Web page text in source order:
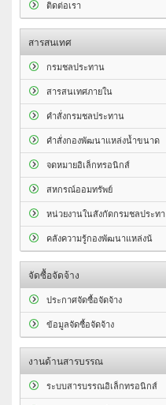
ติดต่อเรา
สารสนเทศ
กรมชลประทาน
สารสนเทศภายใน
คำสั่งกรมชลประทาน
คำสั่งกองพัฒนาแหล่งน้ำขนาด
จดหมายอิเล็กทรอนิกส์
สหกรณ์ออมทรัพย์
หน่วยงานในสังกัดกรมชลประทา
คลังความรู้กองพัฒนาแหล่งน้
จัดซื้อจัดจ้าง
ประกาศจัดซื้อจัดจ้าง
ข้อมูลจัดซื้อจัดจ้าง
งานด้านสารบรรณ
ระบบสารบรรณอิเล็กทรอนิกส์